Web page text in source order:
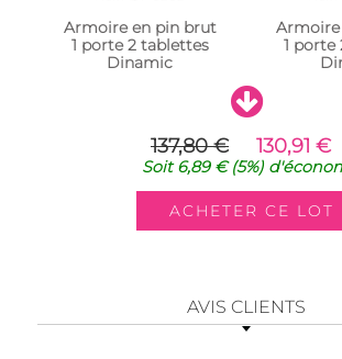
Armoire en pin brut
1 porte 2 tablettes
Dinamic
1 porte
137,80 € 130,91 €
Soit6,89 €(5%)
AVIS CLIENTS